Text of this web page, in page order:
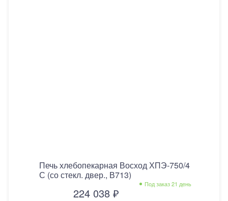
Печь хлебопекарная Восход ХПЭ-750/4
С (со стекл. двер., В713)
Под заказ 21 день
224 038 ₽